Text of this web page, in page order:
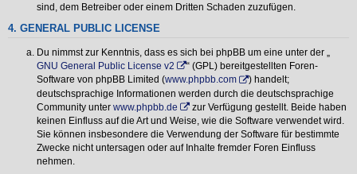
sind, dem Betreiber oder einem Dritten Schaden zuzufügen.
4. GENERAL PUBLIC LICENSE
Du nimmst zur Kenntnis, dass es sich bei phpBB um eine unter der „
GNU General Public License v2
“ (GPL) bereitgestellten Foren-
Software von phpBB Limited (www.phpbb.com
) handelt;
deutschsprachige Informationen werden durch die deutschsprachige
Community unter www.phpbb.de
zur Verfügung gestellt. Beide haben
keinen Einfluss auf die Art und Weise, wie die Software verwendet wird.
Sie können insbesondere die Verwendung der Software für bestimmte
Zwecke nicht untersagen oder auf Inhalte fremder Foren Einfluss
nehmen.